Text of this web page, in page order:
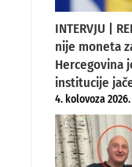
INTERVJU |
nije moneta
Hercegovina
institucije
4. kolovoza 2026.